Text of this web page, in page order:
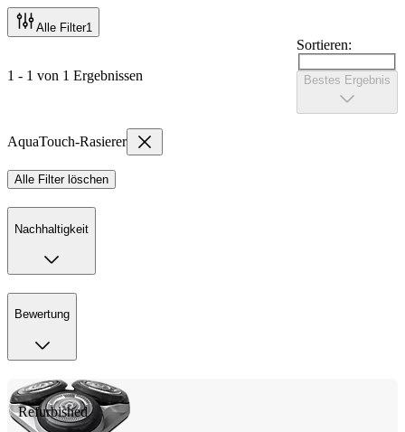
Alle Filter1
1 - 1 von 1 Ergebnissen
Sortieren:
Bestes Ergebnis
AquaTouch-Rasierer
Alle Filter löschen
Nachhaltigkeit
Bewertung
Refurbished